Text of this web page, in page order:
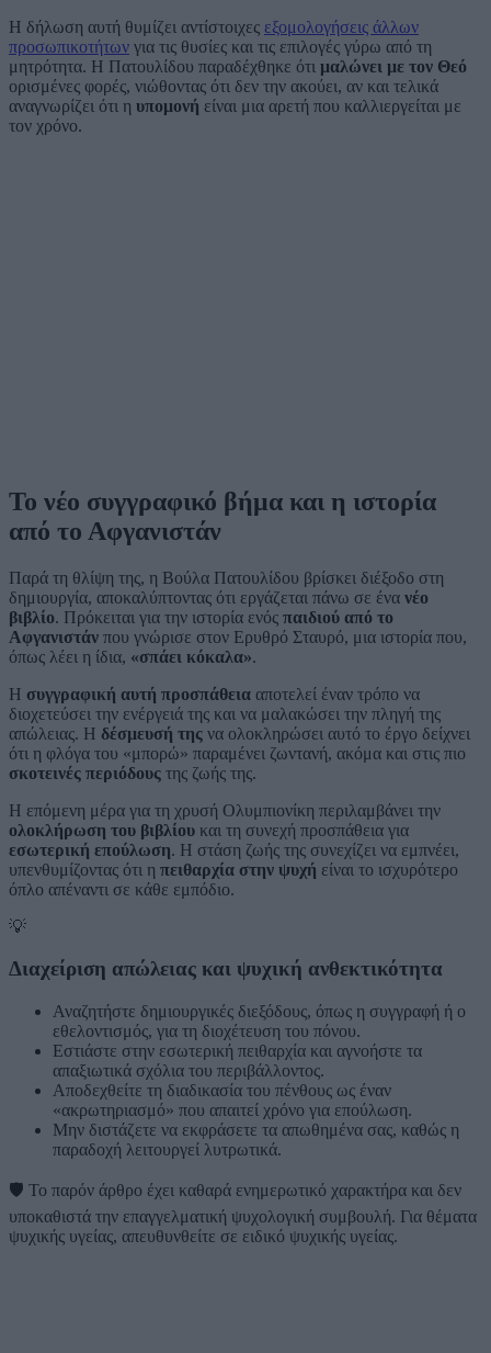
Η δήλωση αυτή θυμίζει αντίστοιχες εξομολογήσεις άλλων
προσωπικοτήτων για τις θυσίες και τις επιλογές γύρω από τη
μητρότητα. Η Πατουλίδου παραδέχθηκε ότι μαλώνει με τον Θεό
ορισμένες φορές, νιώθοντας ότι δεν την ακούει, αν και τελικά
αναγνωρίζει ότι η υπομονή είναι μια αρετή που καλλιεργείται με
τον χρόνο.
Το νέο συγγραφικό βήμα και η ιστορία
από το Αφγανιστάν
Παρά τη θλίψη της, η Βούλα Πατουλίδου βρίσκει διέξοδο στη
δημιουργία, αποκαλύπτοντας ότι εργάζεται πάνω σε ένα νέο
βιβλίο. Πρόκειται για την ιστορία ενός παιδιού από το
Αφγανιστάν που γνώρισε στον Ερυθρό Σταυρό, μια ιστορία που,
όπως λέει η ίδια, «σπάει κόκαλα».
Η συγγραφική αυτή προσπάθεια αποτελεί έναν τρόπο να
διοχετεύσει την ενέργειά της και να μαλακώσει την πληγή της
απώλειας. Η δέσμευσή της να ολοκληρώσει αυτό το έργο δείχνει
ότι η φλόγα του «μπορώ» παραμένει ζωντανή, ακόμα και στις πιο
σκοτεινές περιόδους της ζωής της.
Η επόμενη μέρα για τη χρυσή Ολυμπιονίκη περιλαμβάνει την
ολοκλήρωση του βιβλίου και τη συνεχή προσπάθεια για
εσωτερική επούλωση. Η στάση ζωής της συνεχίζει να εμπνέει,
υπενθυμίζοντας ότι η πειθαρχία στην ψυχή είναι το ισχυρότερο
όπλο απέναντι σε κάθε εμπόδιο.
💡
Διαχείριση απώλειας και ψυχική ανθεκτικότητα
Αναζητήστε δημιουργικές διεξόδους, όπως η συγγραφή ή ο
εθελοντισμός, για τη διοχέτευση του πόνου.
Εστιάστε στην εσωτερική πειθαρχία και αγνοήστε τα
απαξιωτικά σχόλια του περιβάλλοντος.
Αποδεχθείτε τη διαδικασία του πένθους ως έναν
«ακρωτηριασμό» που απαιτεί χρόνο για επούλωση.
Μην διστάζετε να εκφράσετε τα απωθημένα σας, καθώς η
παραδοχή λειτουργεί λυτρωτικά.
🛡️ Το παρόν άρθρο έχει καθαρά ενημερωτικό χαρακτήρα και δεν
υποκαθιστά την επαγγελματική ψυχολογική συμβουλή. Για θέματα
ψυχικής υγείας, απευθυνθείτε σε ειδικό ψυχικής υγείας.